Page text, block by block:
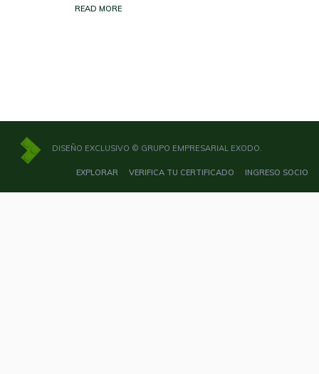
READ MORE
DISEÑO EXCLUSIVO © GRUPO EMPRESARIAL EXODO.
EXPLORAR VERIFICA TU CERTIFICADO INGRESO SOCIO